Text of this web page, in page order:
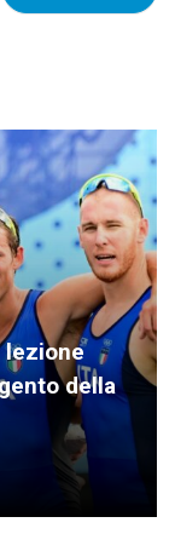
lezione
della